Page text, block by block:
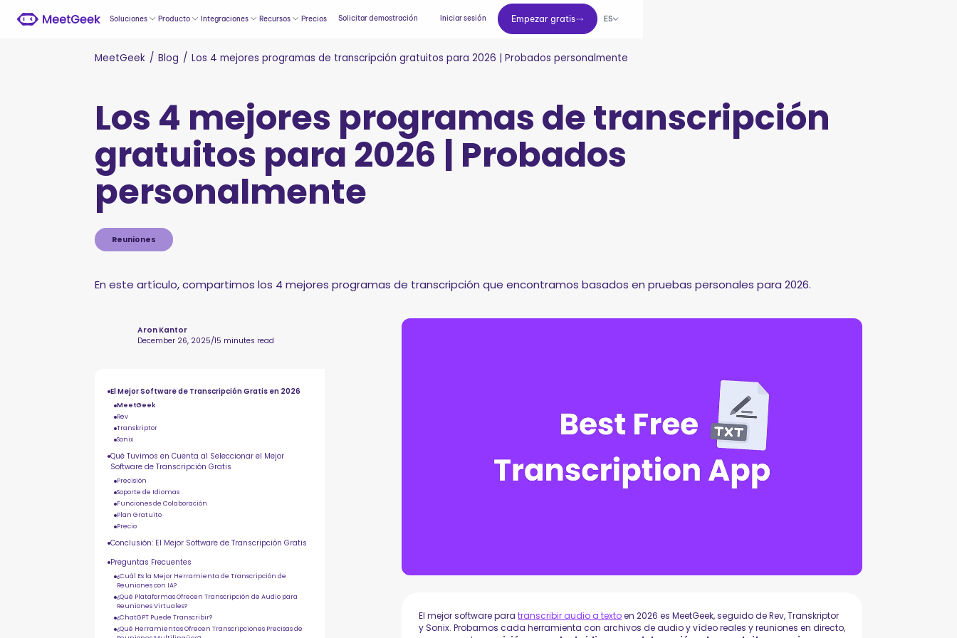
Soluciones Producto Integraciones Recursos Precios Solicitar demostración Iniciar sesión Empezar gratis
Empezar gratis
ES
MeetGeek / Blog / Los 4 mejores programas de transcripción gratuitos para 2026 | Probados personalmente
Los 4 mejores programas de transcripción
gratuitos para 2026 | Probados
personalmente
Reuniones
En este artículo, compartimos los 4 mejores programas de transcripción que encontramos basados en pruebas personales para 2026.
Aron Kantor
December 26, 2025/15 minutes read
El Mejor Software de Transcripción Gratis en 2026
MeetGeek
Rev
Transkriptor
Sonix
Qué Tuvimos en Cuenta al Seleccionar el Mejor
Software de Transcripción Gratis
Precisión
Soporte de Idiomas
Funciones de Colaboración
Plan Gratuito
Precio
Conclusión: El Mejor Software de Transcripción Gratis
Preguntas Frecuentes
¿Cuál Es la Mejor Herramienta de Transcripción de
Reuniones con IA?
¿Qué Plataformas Ofrecen Transcripción de Audio para
Reuniones Virtuales?
¿ChatGPT Puede Transcribir?
¿Qué Herramientas Ofrecen Transcripciones Precisas de
El mejor software paratranscribir audio a textoen 2026 es MeetGeek, seguido de Rev, Transkriptor
y Sonix. Probamos cada herramienta con archivos de audio y vídeo reales y reuniones en directo,